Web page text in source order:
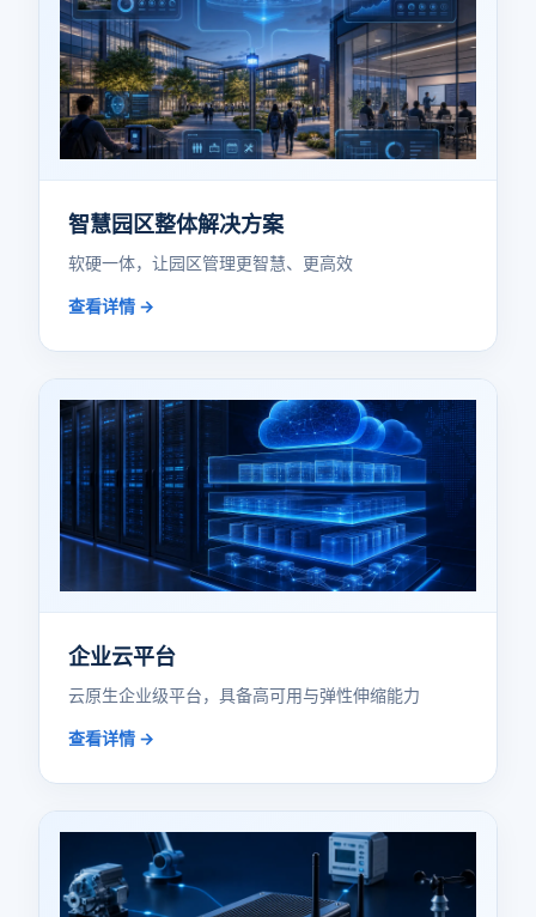
智慧园区整体解决方案
软硬一体，让园区管理更智慧、更高效
查看详情 →
企业云平台
云原生企业级平台，具备高可用与弹性伸缩能力
查看详情 →